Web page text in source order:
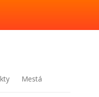
Mestá